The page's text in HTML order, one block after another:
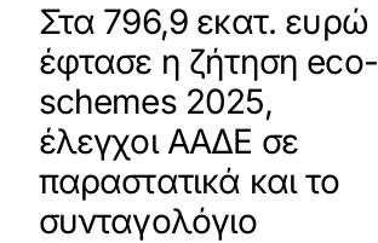
Στα 796,9 εκατ. ευρώ
έφτασε η ζήτηση eco-
schemes 2025,
έλεγχοι ΑΑΔΕ σε
παραστατικά και το
συνταγολόγιο